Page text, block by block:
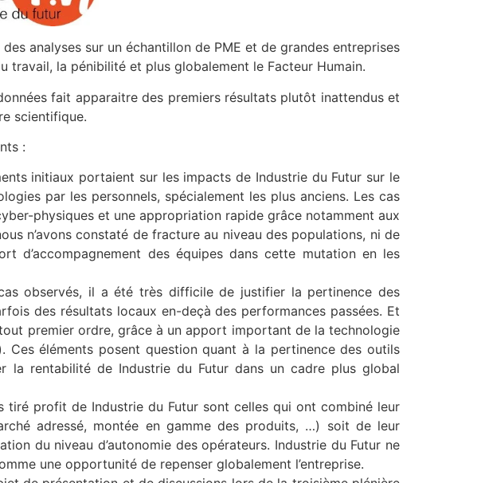
analyses sur un échantillon de PME et de grandes entreprises
travail, la pénibilité et plus globalement le Facteur Humain.
fait apparaitre des premiers résultats plutôt inattendus et
scientifique.
:
initiaux portaient sur les impacts de Industrie du Futur sur le
par les personnels, spécialement les plus anciens. Les cas
physiques et une appropriation rapide grâce notamment aux
n’avons constaté de fracture au niveau des populations, ni de
d’accompagnement des équipes dans cette mutation en les
observés, il a été très difficile de justifier la pertinence des
des résultats locaux en-deçà des performances passées. Et
premier ordre, grâce à un apport important de la technologie
éléments posent question quant à la pertinence des outils
la rentabilité de Industrie du Futur dans un cadre plus global
tiré profit de Industrie du Futur sont celles qui ont combiné leur
adressé, montée en gamme des produits, …) soit de leur
du niveau d’autonomie des opérateurs. Industrie du Futur ne
une opportunité de repenser globalement l’entreprise.